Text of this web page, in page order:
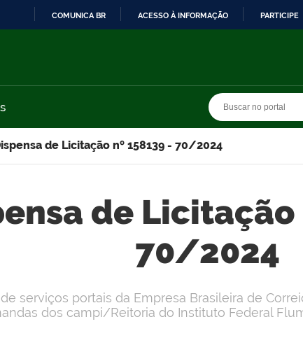
COMUNICA BR ACESSO À INFORMAÇÃO PARTICIPE
de Licitação nº 158139 - 70/2024
de Licitação
70/2024
serviços portais da Empresa Brasileira de
dos campi/Reitoria do Instituto Federal